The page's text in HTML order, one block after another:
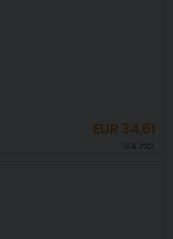
EUR 34,61
IVA incl.